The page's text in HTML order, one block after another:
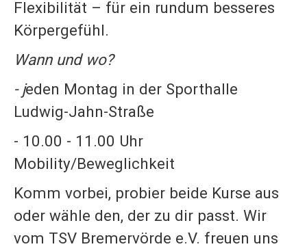
Flexibilität – für ein rundum besseres
Körpergefühl.
Wann und wo?
- jeden Montag in der Sporthalle
Ludwig-Jahn-Straße
- 10.00 - 11.00 Uhr
Mobility/Beweglichkeit
Komm vorbei, probier beide Kurse aus
oder wähle den, der zu dir passt. Wir
vom TSV Bremervörde e.V. freuen uns